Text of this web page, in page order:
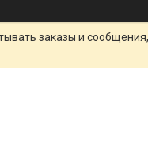
заказы и